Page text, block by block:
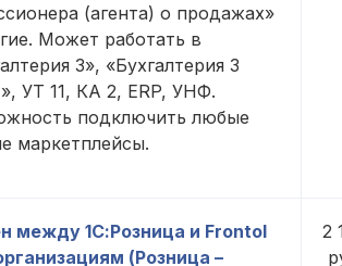
(агента) о продажах»
Может работать в
3», «Бухгалтерия 3
УТ 11, КА 2, ERP, УНФ.
подключить любые
маркетплейсы.
между 1С:Розница и Frontol
(Розница –
2